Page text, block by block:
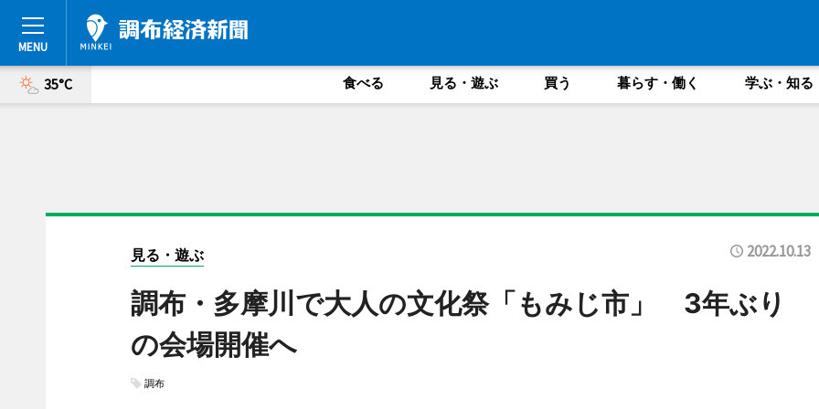
35°C 食べる 見る・遊ぶ 買う 暮らす・働く 学ぶ・知る
見る・遊ぶ 2022.10.13
調布・多摩川で大人の文化祭「もみじ市」 3年ぶり
の会場開催へ
調布